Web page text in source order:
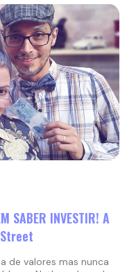
SABER INVESTIR! A
de valores mas nunca